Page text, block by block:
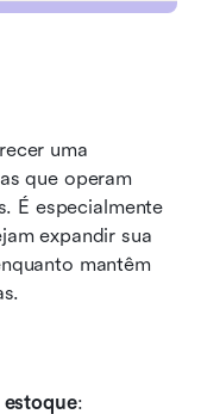
uma
que operam
É especialmente
expandir sua
mantêm
: